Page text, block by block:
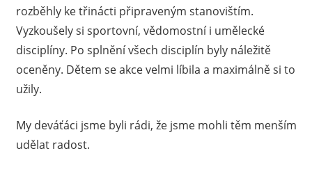
rozběhly ke třinácti připraveným stanovištím.
Vyzkoušely si sportovní, vědomostní i umělecké
disciplíny. Po splnění všech disciplín byly náležitě
oceněny. Dětem se akce velmi líbila a maximálně si to
užily.
My deváťáci jsme byli rádi, že jsme mohli těm menším
udělat radost.